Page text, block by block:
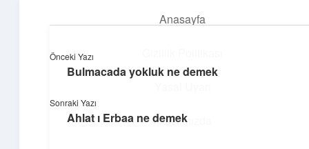
Anasayfa
Hakkımızda
Parlak Fikir Dünyası
Işıltılı önerilerle hayatını canlandır!
Önceki Yazı
Bulmacada yokluk ne demek
Sonraki Yazı
Ahlat ı Erbaa ne demek